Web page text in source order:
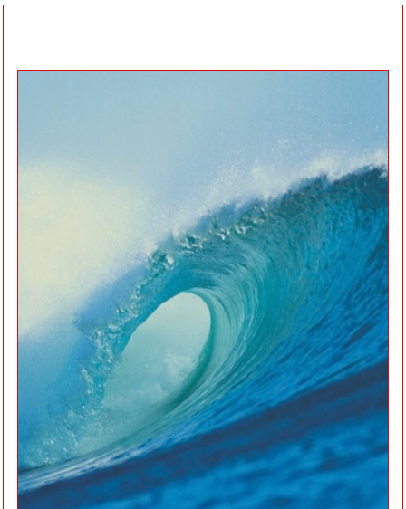
kennis,
persoonlijke
feedback
Exclusief